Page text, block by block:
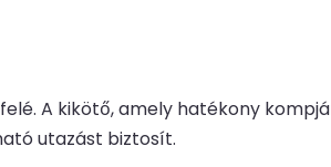
A kikötő, amely hatékony
utazást biztosít.